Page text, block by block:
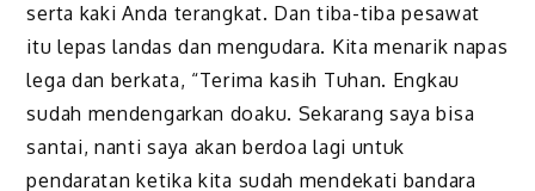
serta kaki Anda terangkat. Dan tiba-tiba pesawat
itu lepas landas dan mengudara. Kita menarik napas
lega dan berkata, “Terima kasih Tuhan. Engkau
sudah mendengarkan doaku. Sekarang saya bisa
santai, nanti saya akan berdoa lagi untuk
pendaratan ketika kita sudah mendekati bandara